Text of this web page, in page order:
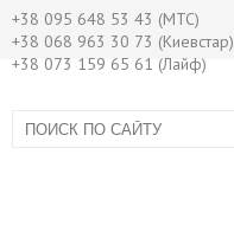
+38 095 648 53 43 (МТС)
+38 068 963 30 73 (Киевстар)
+38 073 159 65 61 (Лайф)